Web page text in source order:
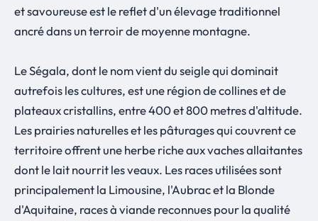
et savoureuse est le reflet d'un élevage traditionnel
ancré dans un terroir de moyenne montagne.
Le Ségala, dont le nom vient du seigle qui dominait
autrefois les cultures, est une région de collines et de
plateaux cristallins, entre 400 et 800 metres d'altitude.
Les prairies naturelles et les pâturages qui couvrent ce
territoire offrent une herbe riche aux vaches allaitantes
dont le lait nourrit les veaux. Les races utilisées sont
principalement la Limousine, l'Aubrac et la Blonde
d'Aquitaine, races à viande reconnues pour la qualité